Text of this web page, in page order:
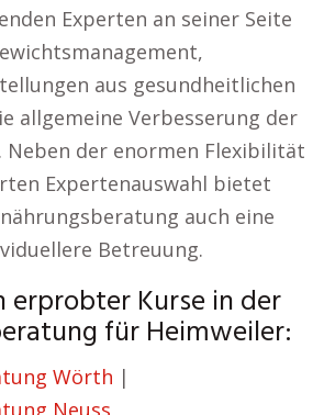
Experten an seiner Seite
aus gesundheitlichen
allgemeine Verbesserung der
Neben der enormen Flexibilität
Expertenauswahl bietet
auch eine
Betreuung.
erprobter Kurse in der
für Heimweiler:
Wörth |
Neuss